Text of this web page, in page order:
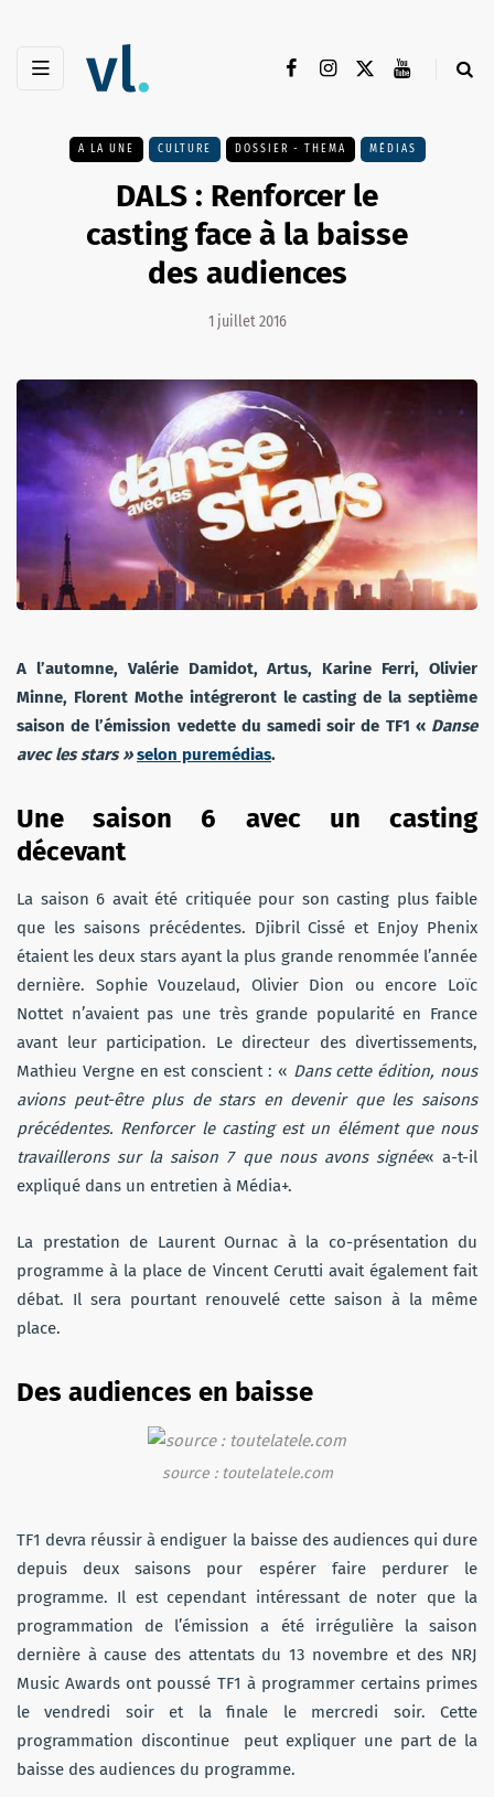
A LA UNE CULTURE DOSSIER - THEMA MÉDIAS
DALS : Renforcer le
casting face à la baisse
des audiences
1 juillet 2016
A l’automne, Valérie Damidot, Artus, Karine Ferri, Olivier
Minne, Florent Mothe intégreront le casting de la septième
saison de l’émission vedette du samedi soir de TF1 « Danse
avec les stars »selon puremédias.
Une saison 6 avec un casting
décevant
La saison 6 avait été critiquée pour son casting plus faible
que les saisons précédentes. Djibril Cissé et Enjoy Phenix
étaient les deux stars ayant la plus grande renommée l’année
dernière. Sophie Vouzelaud, Olivier Dion ou encore Loïc
Nottet n’avaient pas une très grande popularité en France
avant leur participation. Le directeur des divertissements,
Mathieu Vergne en est conscient : « Dans cette édition, nous
avions peut-être plus de stars en devenir que les saisons
précédentes. Renforcer le casting est un élément que nous
travaillerons sur la saison 7 que nous avons signée« a-t-il
expliqué dans un entretien à Média+.
La prestation de Laurent Ournac à la co-présentation du
programme à la place de Vincent Cerutti avait également fait
débat. Il sera pourtant renouvelé cette saison à la même
place.
Des audiences en baisse
source : toutelatele.com
TF1 devra réussir à endiguer la baisse des audiences qui dure
depuis deux saisons pour espérer faire perdurer le
programme. Il est cependant intéressant de noter que la
programmation de l’émission a été irrégulière la saison
dernière à cause des attentats du 13 novembre et des NRJ
Music Awards ont poussé TF1 à programmer certains primes
le vendredi soir et la finale le mercredi soir. Cette
programmation discontinue peut expliquer une part de la
baisse des audiences du programme.